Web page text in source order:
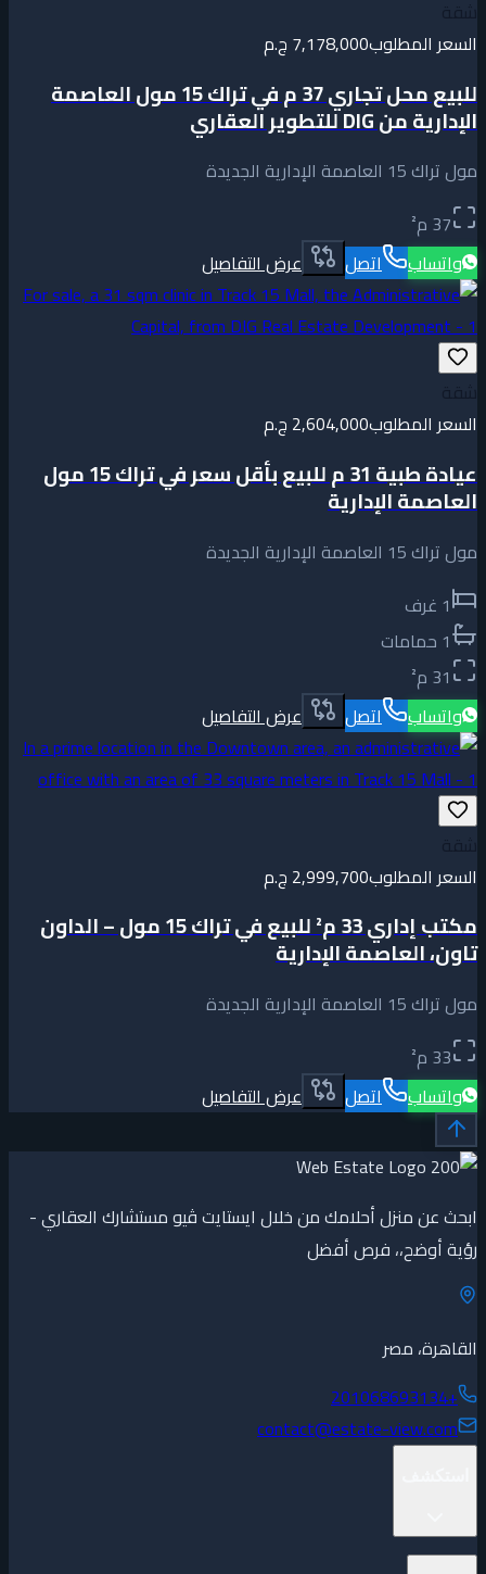
السعر المطلوب7,178,000 ج.م
للبيع محل تجاري 37 م في تراك 15 مول العاصمة
الإدارية من DIG للتطوير العقاري
مول تراك 15 العاصمة الإدارية الجديدة
37 م²
واتساب
اتصل عرض التفاصيل
السعر المطلوب2,604,000 ج.م
عيادة طبية 31 م للبيع بأقل سعر في تراك 15 مول
العاصمة الإدارية
مول تراك 15 العاصمة الإدارية الجديدة
1 غرف
1 حمامات
31 م²
واتساب
اتصل عرض التفاصيل
السعر المطلوب2,999,700 ج.م
مكتب إداري 33 م² للبيع في تراك 15 مول – الداون
تاون، العاصمة الإدارية
مول تراك 15 العاصمة الإدارية الجديدة
33 م²
واتساب
اتصل عرض التفاصيل
ابحث عن منزل أحلامك من خلال ايستايت ڤيو مستشارك العقاري -
رؤية أوضح،، فرص أفضل
القاهرة، مصر
+201068693134
contact@estate-view.com